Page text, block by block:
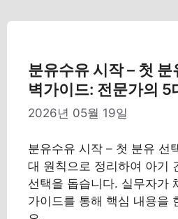
분유수유 시작 – 첫
벽가이드: 전문가의 5
2026년 05월 19일
분유수유 시작 – 첫 분유 선
대 원칙으로 정리하여 아기
선택을 돕습니다. 실무자가
가이드를 통해 핵심 내용을